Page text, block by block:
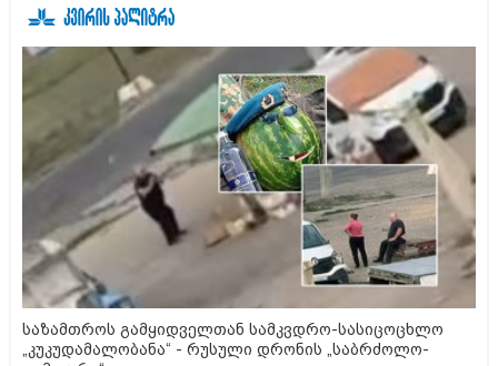
საზამთროს გამყიდველთან სამკვდრო-სასიცოცხლო
„კუკუდამალობანა“ - რუსული დრონის „საბრძოლო-